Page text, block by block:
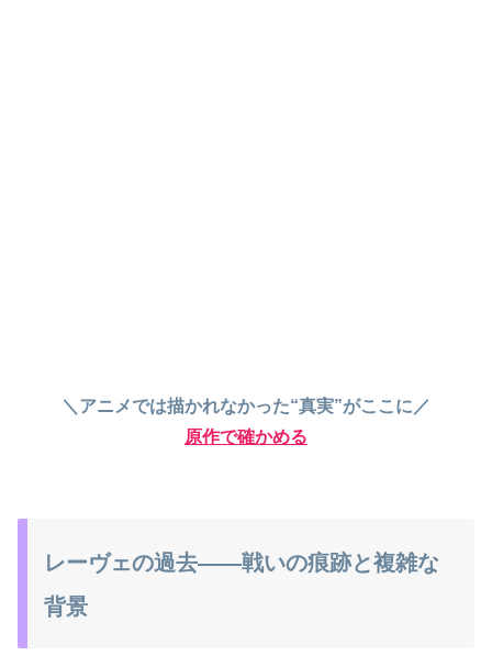
＼アニメでは描かれなかった“真実”がここに／
原作で確かめる
レーヴェの過去――戦いの痕跡と複雑な
背景